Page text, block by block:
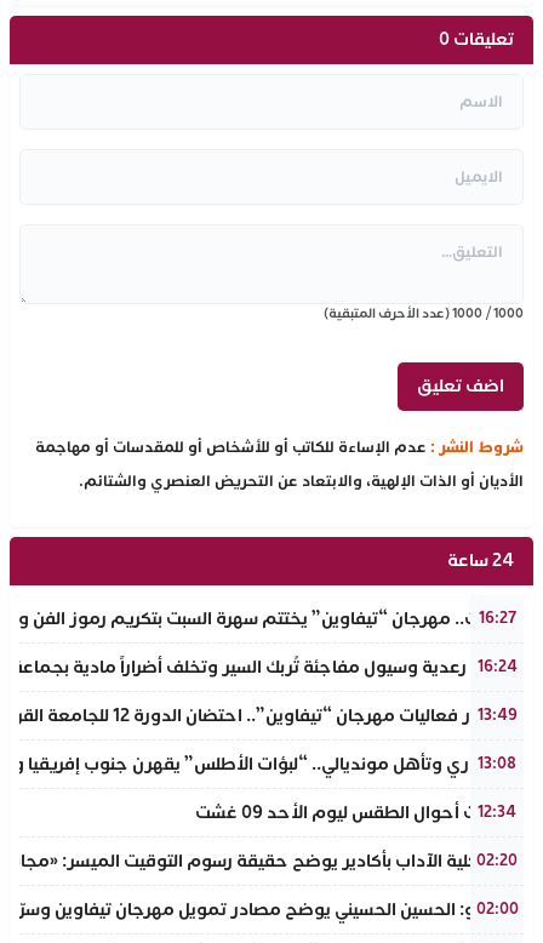
تعليقات 0
1000
/
1000(عدد الأحرف المتبقية)
شروط النشر : عدم الإساءة للكاتب أو للأشخاص أو للمقدسات أو مهاجمة
الأديان أو الذات الإلهية، والابتعاد عن التحريض العنصري والشتائم.
24 ساعة
16:27
تافراوت.. مهرجان “تيفاوين” يختتم سهرة السبت بتكريم رموز الفن
16:24
عاصفة رعدية وسيول مفاجئة تُربك السير وتخلف أضراراً مادية بجماعة
13:49
في إطار فعاليات مهرجان “تيفاوين”.. احتضان الدورة 12 للجامعة القروية “محمد خير الدين” بفضاء أزرو واضوم بأملن
13:08
​إنجاز قاري وتأهل مونديالي.. “لبؤات الأطلس” يقهرن جنوب إفريقيا
12:34
توقعات أحوال الطقس ليوم الأحد 09 غشت
02:20
عميد كلية الآداب بأكادير يوضح حقيقة رسوم التوقيت الميسر:
02:00
بالفيديو: الحسين الحسيني يوضح مصادر تمويل مهرجان تيفاوين وسرّ